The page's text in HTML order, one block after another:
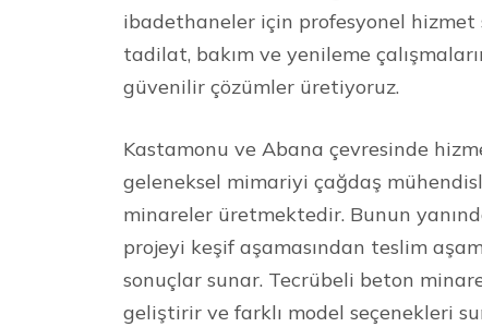
ibadethaneler için profesyonel hizmet
tadilat, bakım ve yenileme
güvenilir çözümler üretiyoruz.
Kastamonu ve Abana çevresinde
geleneksel mimariyi çağdaş
minareler üretmektedir. Bunun
projeyi keşif aşamasından teslim
sonuçlar sunar. Tecrübeli beton
geliştirir ve farklı model seçenekleri